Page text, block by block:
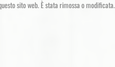
sito web. È stata rimossa o modificata.